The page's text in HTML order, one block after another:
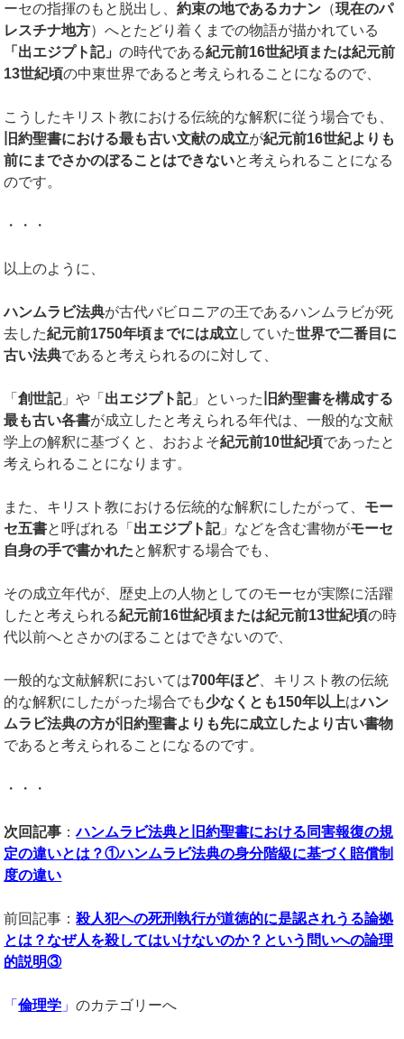
ーセの指揮のもと脱出し、約束の地であるカナン （現在のパ
レスチナ地方）へとたどり着くまでの物語が描かれている
「出エジプト記」の時代である紀元前16世紀頃または紀元前
13世紀頃の中東世界であると考えられることになるので、
こうしたキリスト教における伝統的な解釈に従う場合でも、
旧約聖書における最も古い文献の成立が紀元前16世紀よりも
前にまでさかのぼることはできないと考えられることになる
のです。
・・・
以上のように、
ハンムラビ法典が古代バビロニアの王であるハンムラビが死
去した紀元前1750年頃までには成立していた世界で二番目に
古い法典であると考えられるのに対して、
「創世記」や「 出エジプト記」といった 旧約聖書を構成する
最も古い各書が成立したと考えられる年代は、一般的な文献
学上の解釈に基づくと、おおよそ紀元前10世紀頃であったと
考えられることになります。
また、キリスト教における伝統的な解釈にしたがって、 モー
セ五書と呼ばれる「 出エジプト記」などを含む書物がモーセ
自身の手で書かれたと解釈する場合でも、
その成立年代が、歴史上の人物としてのモーセが実際に活躍
したと考えられる紀元前16世紀頃または紀元前13世紀頃の時
代以前へとさかのぼることはできないので、
一般的な文献解釈においては700年ほど、キリスト教の伝統
的な解釈にしたがった場合でも少なくとも150年以上はハン
ムラビ法典の方が旧約聖書よりも先に成立したより古い書物
であると考えられることになるのです。
・・・
次回記事 ：ハンムラビ法典と旧約聖書における同害報復の規
定の違いとは？①ハンムラビ法典の身分階級に基づく賠償制
度の違い
前回記事：殺人犯への死刑執行が道徳的に是認されうる論拠
とは？なぜ人を殺してはいけないのか？という問いへの論理
的説明③
「倫理学 」のカテゴリーへ